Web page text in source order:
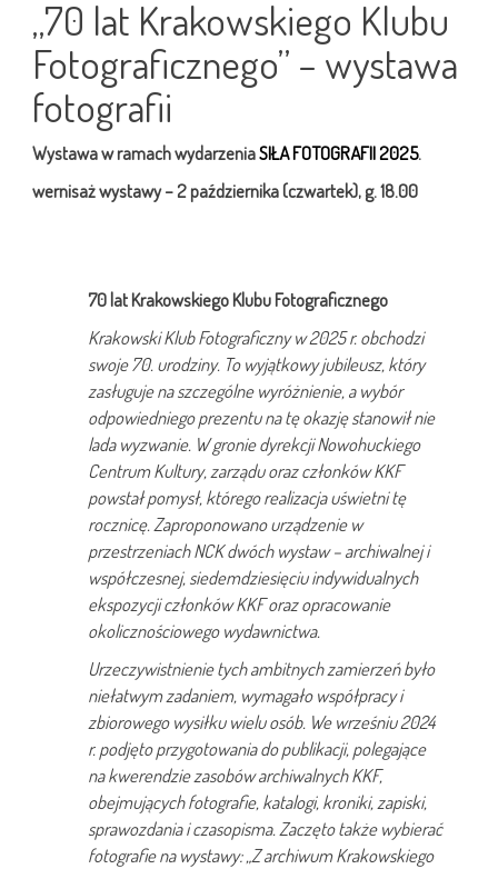
„70 lat Krakowskiego Klubu
Fotograficznego” – wystawa
fotografii
Wystawa w ramach wydarzeniaSIŁA FOTOGRAFII 2025.
wernisaż wystawy –2 października (czwartek), g. 18.00
70 lat Krakowskiego Klubu Fotograficznego
Krakowski Klub Fotograficzny w 2025 r. obchodzi
swoje 70. urodziny. To wyjątkowy jubileusz, który
zasługuje na szczególne wyróżnienie, a wybór
odpowiedniego prezentu na tę okazję stanowił nie
ladawyzwanie. W gronie dyrekcji Nowohuckiego
Centrum Kultury, zarządu oraz członków KKF
powstał pomysł, którego realizacja uświetni tę
rocznicę. Zaproponowano urządzenie w
przestrzeniach NCK dwóch wystaw – archiwalnej i
współczesnej, siedemdziesięciu indywidualnych
ekspozycji członków KKF oraz opracowanie
okolicznościowego wydawnictwa.
Urzeczywistnienie tych ambitnych zamierzeń było
niełatwym zadaniem, wymagało współpracy i
zbiorowego wysiłku wielu osób. We wrześniu 2024
r. podjęto przygotowania do publikacji, polegające
na kwerendzie zasobów archiwalnych KKF,
obejmujących fotografie, katalogi, kroniki, zapiski,
sprawozdania i czasopisma. Zaczęto także wybierać
fotografie na wystawy: „Z archiwum Krakowskiego